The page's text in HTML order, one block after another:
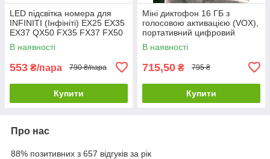
LED підсвітка номера для
INFINITI (Інфініті) EX25 EX35
EX37 QX50 FX35 FX37 FX50
QX70 Q45
В наявності
553 ₴/пара 790 ₴/пара
Купити
Міні диктофон 16 ГБ з
голосовою активацією (VOX),
портативний цифровий
аудіорекордер, запис до 192
годин
В наявності
715,50 ₴ 795 ₴
Купити
Про нас
88% позитивних з 657 відгуків за рік